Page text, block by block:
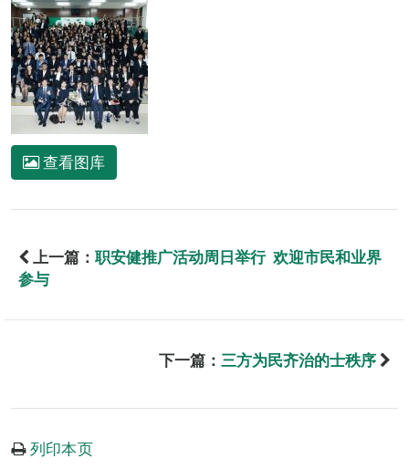
查看图库
上一篇： 职安健推广活动周日举行 欢迎市民和业界
参与
下一篇： 三方为民齐治的士秩序
列印本页